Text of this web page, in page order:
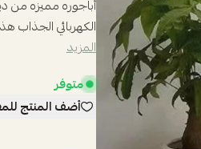
أباجوره مميزه من
الكهربائي الجذاب
المزيد
متوفر
أضف المنتج